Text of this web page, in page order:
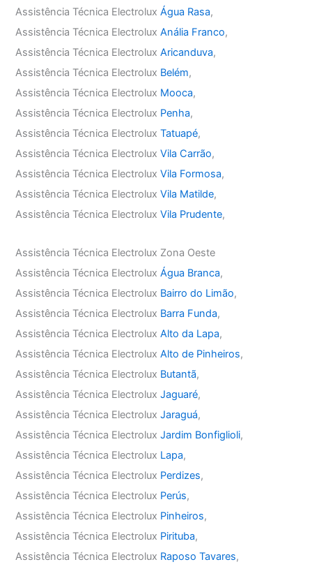
Assistência Técnica ElectroluxÁgua Rasa,
Assistência Técnica ElectroluxAnália Franco,
Assistência Técnica ElectroluxAricanduva,
Assistência Técnica Electrolux Belém,
Assistência Técnica Electrolux Mooca,
Assistência Técnica Electrolux Penha,
Assistência Técnica ElectroluxTatuapé,
Assistência Técnica ElectroluxVila Carrão,
Assistência Técnica ElectroluxVila Formosa,
Assistência Técnica ElectroluxVila Matilde,
Assistência Técnica ElectroluxVila Prudente,
Assistência Técnica Electrolux Zona Oeste
Assistência Técnica ElectroluxÁgua Branca,
Assistência Técnica Electrolux Bairro do Limão,
Assistência Técnica Electrolux Barra Funda,
Assistência Técnica ElectroluxAlto da Lapa,
Assistência Técnica ElectroluxAlto de Pinheiros,
Assistência Técnica Electrolux Butantã,
Assistência Técnica ElectroluxJaguaré,
Assistência Técnica ElectroluxJaraguá,
Assistência Técnica ElectroluxJardim Bonfiglioli,
Assistência Técnica Electrolux Lapa,
Assistência Técnica Electrolux Perdizes,
Assistência Técnica Electrolux Perús,
Assistência Técnica Electrolux Pinheiros,
Assistência Técnica Electrolux Pirituba,
Assistência Técnica Electrolux Raposo Tavares,